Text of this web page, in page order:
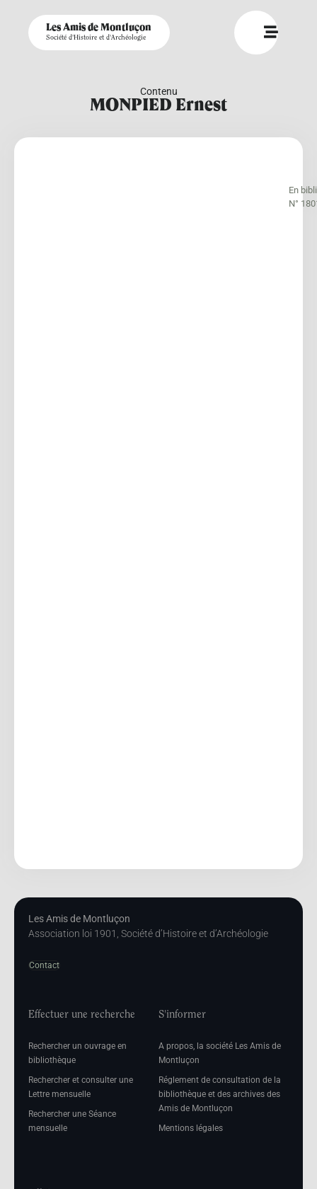
Les Amis de Montluçon
Société d'Histoire et d'Archéologie
Contenu
MONPIED Ernest
En
N°
Les Amis de Montluçon
Association loi 1901, Société d’Histoire et d’Archéologie
Contact
Effectuer une recherche
Rechercher un ouvrage en
bibliothèque
Rechercher et consulter une
Lettre mensuelle
Rechercher une Séance
mensuelle
S'informer
A propos, la société Les Amis de
Montluçon
Réglement de consultation de la
bibliothèque et des archives des
Amis de Montluçon
Mentions légales